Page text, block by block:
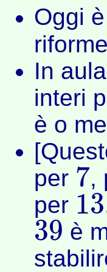
Oggi
In
interi
è o
per 7
7
,
per 13
13
39
39 è